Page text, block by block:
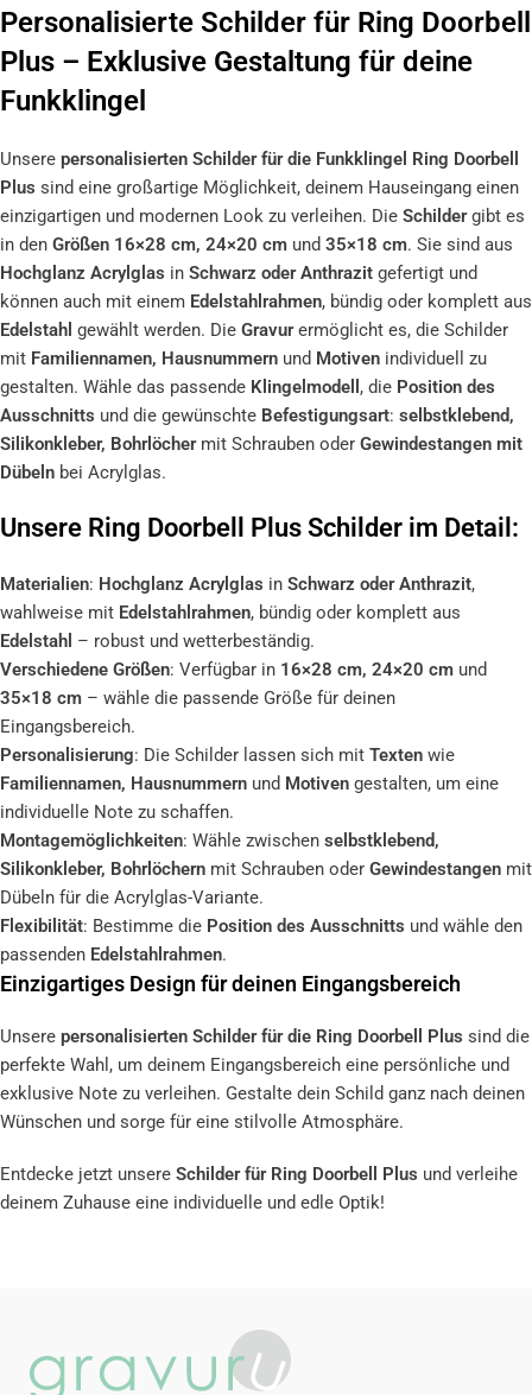
Personalisierte Schilder für Ring Doorbell
Plus – Exklusive Gestaltung für deine
Funkklingel
Unsere personalisierten Schilder für die Funkklingel Ring Doorbell
Plus sind eine großartige Möglichkeit, deinem Hauseingang einen
einzigartigen und modernen Look zu verleihen. Die Schildergibt es
in den Größen 16×28 cm, 24×20 cm und 35×18 cm. Sie sind aus
Hochglanz Acrylglas in Schwarz oder Anthrazit gefertigt und
können auch mit einem Edelstahlrahmen, bündig oder komplett aus
Edelstahl gewählt werden. Die Gravurermöglicht es, die Schilder
mit Familiennamen, Hausnummern und Motiven individuell zu
gestalten. Wähle das passende Klingelmodell , die Position des
Ausschnitts und die gewünschte Befestigungsart: selbstklebend,
Silikonkleber, Bohrlöchermit Schrauben oder Gewindestangen mit
Dübeln bei Acrylglas.
Unsere Ring Doorbell Plus Schilder im Detail:
Materialien: Hochglanz Acrylglas in Schwarz oder Anthrazit,
wahlweise mit Edelstahlrahmen, bündig oder komplett aus
Edelstahl – robust und wetterbeständig.
Verschiedene Größen: Verfügbar in 16×28 cm, 24×20 cm und
35×18 cm – wähle die passende Größe für deinen
Eingangsbereich.
Personalisierung: Die Schilder lassen sich mit Texten wie
Familiennamen, Hausnummern und Motiven gestalten, um eine
individuelle Note zu schaffen.
Montagemöglichkeiten: Wähle zwischen selbstklebend,
Silikonkleber, Bohrlöchern mit Schrauben oder Gewindestangen mit
Dübeln für die Acrylglas-Variante.
Flexibilität: Bestimme die Position des Ausschnitts und wähle den
passenden Edelstahlrahmen.
Einzigartiges Design für deinen Eingangsbereich
Unsere personalisierten Schilder für die Ring Doorbell Plus sind die
perfekte Wahl, um deinem Eingangsbereich eine persönliche und
exklusive Note zu verleihen. Gestalte dein Schild ganz nach deinen
Wünschen und sorge für eine stilvolle Atmosphäre.
Entdecke jetzt unsere Schilder für Ring Doorbell Plus und verleihe
deinem Zuhause eine individuelle und edle Optik!